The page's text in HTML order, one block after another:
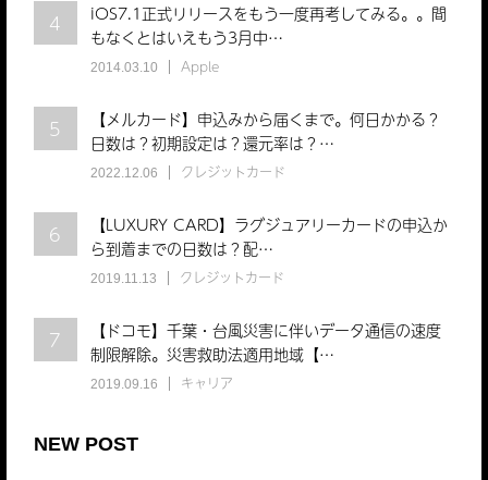
4
iOS7.1正式リリースをもう一度再考してみる。。間
もなくとはいえもう3月中…
2014.03.10 Apple
5
【メルカード】申込みから届くまで。何日かかる？
日数は？初期設定は？還元率は？…
2022.12.06 クレジットカード
6
【LUXURY CARD】ラグジュアリーカードの申込か
ら到着までの日数は？配…
2019.11.13 クレジットカード
7
【ドコモ】千葉・台風災害に伴いデータ通信の速度
制限解除。災害救助法適用地域【…
2019.09.16 キャリア
NEW POST